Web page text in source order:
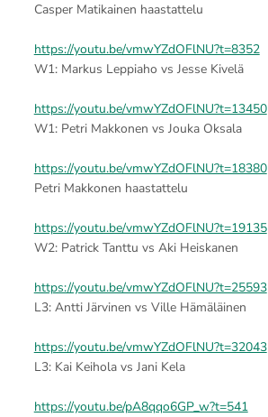
Casper Matikainen haastattelu
https://youtu.be/vmwYZdOFlNU?t=8352
W1: Markus Leppiaho vs Jesse Kivelä
https://youtu.be/vmwYZdOFlNU?t=13450
W1: Petri Makkonen vs Jouka Oksala
https://youtu.be/vmwYZdOFlNU?t=18380
Petri Makkonen haastattelu
https://youtu.be/vmwYZdOFlNU?t=19135
W2: Patrick Tanttu vs Aki Heiskanen
https://youtu.be/vmwYZdOFlNU?t=25593
L3: Antti Järvinen vs Ville Hämäläinen
https://youtu.be/vmwYZdOFlNU?t=32043
L3: Kai Keihola vs Jani Kela
https://youtu.be/pA8qqo6GP_w?t=541